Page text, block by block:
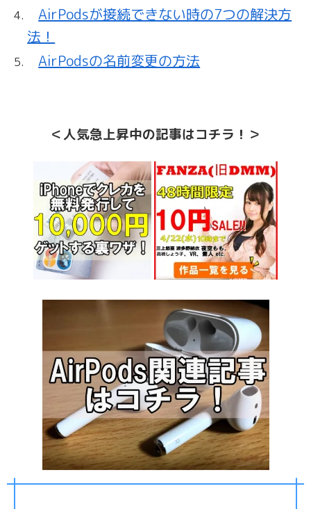
AirPodsが接続できない時の7つの解決方
法！
AirPodsの名前変更の方法
＜人気急上昇中の記事はコチラ！＞